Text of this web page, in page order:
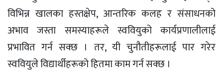
विभिन्न खालका हस्तक्षेप, आन्तरिक कलह र संसाधनको
अभाव जस्ता समस्याहरूले स्ववियुको कार्यप्रणालीलाई
प्रभावित गर्न सक्छ । तर, यी चुनौतीहरूलाई पार गरेर
स्ववियुले विद्यार्थीहरूको हितमा काम गर्न सक्छ ।